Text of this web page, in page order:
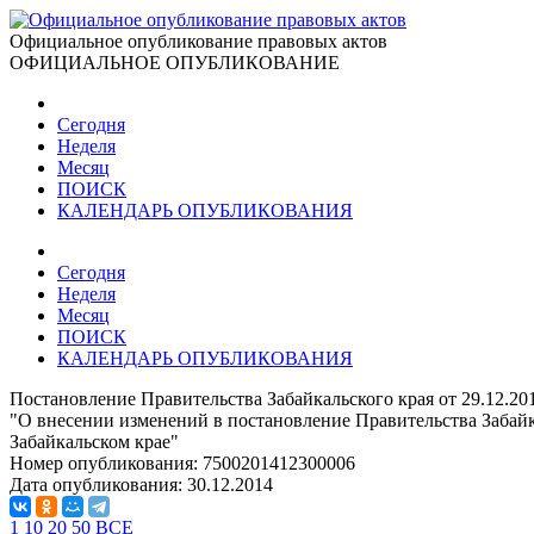
Официальное опубликование правовых актов
ОФИЦИАЛЬНОЕ ОПУБЛИКОВАНИЕ
Сегодня
Неделя
Месяц
ПОИСК
КАЛЕНДАРЬ ОПУБЛИКОВАНИЯ
Сегодня
Неделя
Месяц
ПОИСК
КАЛЕНДАРЬ ОПУБЛИКОВАНИЯ
Постановление Правительства Забайкальского края от
"О внесении изменений в постановление Правительства
Забайкальском крае"
Номер опубликования: 7500201412300006
Дата опубликования: 30.12.2014
1 10 20 50 ВСЕ